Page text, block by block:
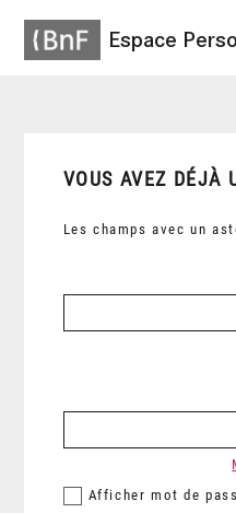
Espace
VOUS AVEZ DÉJÀ
Les champs avec un
Afficher mot de